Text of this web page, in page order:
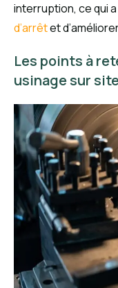
interruption, ce qui
d’arrêtet
Les points à
usinage sur